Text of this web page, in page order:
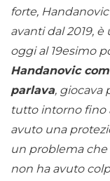
forte,
avanti dal 2019,
oggi al 19esimo
Handanovic
parlava, giocava
tutto intorno fino
avuto una
un problema che
non ha avuto